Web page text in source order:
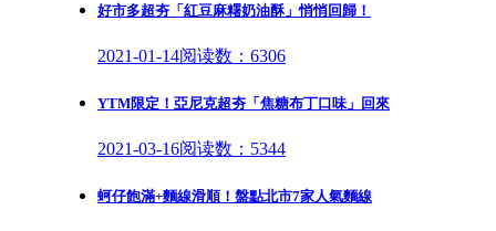
好市多超夯「紅豆麻糬奶油酥」悄悄回歸！
2021-01-14阅读数：6306
YTM限定！亞尼克超夯「焦糖布丁口味」回來
2021-03-16阅读数：5344
蚵仔飽滿+麵線滑順！盤點北市7家人氣麵線